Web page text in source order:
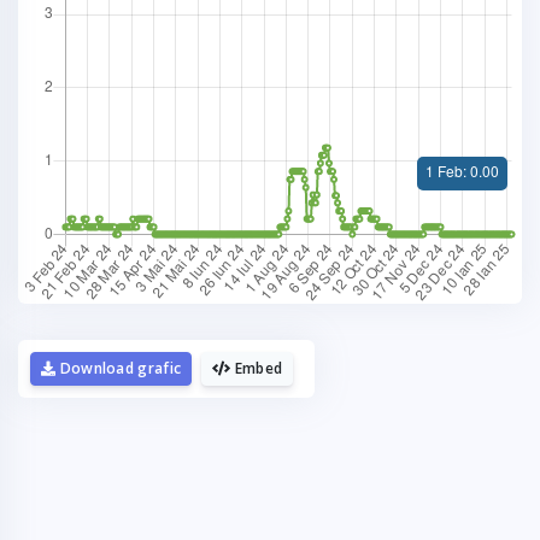
Embed
Download grafic
La fel cum tie iti plac graficele,